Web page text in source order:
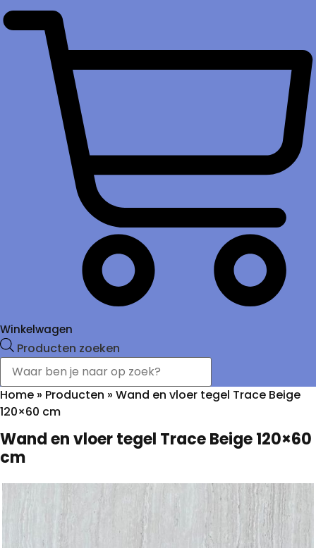
Winkelwagen
Producten zoeken
Home » Producten » Wand en vloer tegel Trace Beige
120×60 cm
Wand en vloer tegel Trace Beige 120×60
cm